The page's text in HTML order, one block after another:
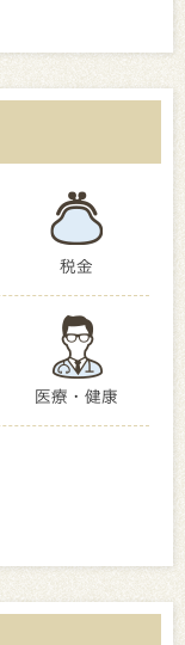
税金
医療・健康